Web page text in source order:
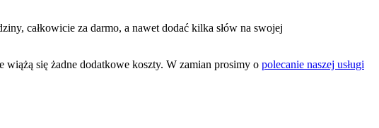
całkowicie za darmo, a nawet dodać kilka słów na swojej
się żadne dodatkowe koszty. W zamian prosimy o polecanie naszej usługi